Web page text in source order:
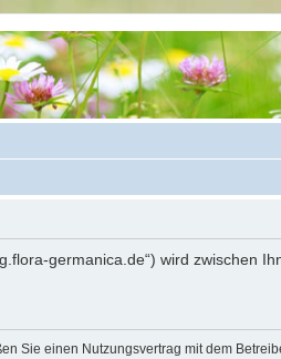
germanica.de“) wird zwischen
Sie einen Nutzungsvertrag mit dem